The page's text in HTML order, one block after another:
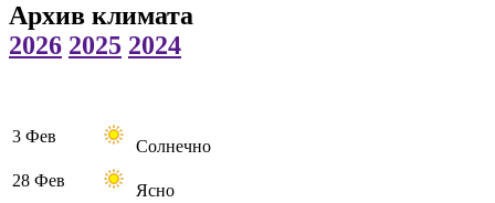
Архив климата
2026 2025 2024
3 Фев
Солнечно
28 Фев
Ясно